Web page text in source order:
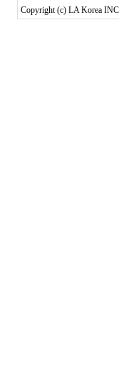
Copyright (c) LA Korea